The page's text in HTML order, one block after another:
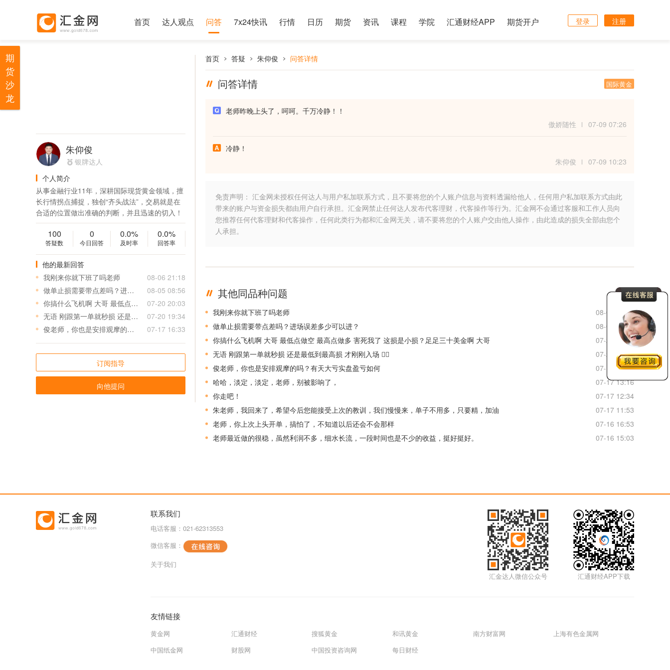
首页 达人观点 问答 7x24快讯 行情 日历 期货 资讯 课程 学院 汇通财经APP 期货开户 登录 注册
朱仰俊
银牌达人
个人简介
从事金融行业11年，深耕国际现货黄金领域，擅
长行情拐点捕捉，独创“齐头战法”，交易就是在
合适的位置做出准确的判断，并且迅速的切入！
100
答疑数
0
今日回答
0.0%
及时率
0.0%
回答率
他的最新回答
我刚来你就下班了吗老师
08-06 21:18
做单止损需要带点差吗？进场误差多少可以进？
08-05 08:56
你搞什么飞机啊 大哥 最低点做空 最高点做多 害死我了 这损是小损？足足三十美金啊 大哥
07-20 20:03
无语 刚跟第一单就秒损 还是最低到最高损 才刚刚入场 😮‍💨
07-20 19:34
俊老师，你也是安排观摩的吗？有天大亏实盘盈亏如何
07-17 16:33
订阅指导
向他提问
首页 答疑 朱仰俊 问答详情
问答详情 国际黄金
老师昨晚上头了，呵呵。千万冷静！！
傲娇随性
07-09 07:26
冷静！
朱仰俊
07-09 10:23
免责声明： 汇金网未授权任何达人与用户私加联系方式，且不要将您的个人账户信息与资料透漏给他人，任何用户私加联系方式由此
带来的账户与资金损失都由用户自行承担。汇金网禁止任何达人发布代客理财，代客操作等行为。汇金网不会通过客服和工作人员向
您推荐任何代客理财和代客操作，任何此类行为都和汇金网无关，请不要将您的个人账户交由他人操作，由此造成的损失全部由您个
人承担。
其他同品种问题
更多
我刚来你就下班了吗老师
08-06 21:18
做单止损需要带点差吗？进场误差多少可以进？
08-05 08:56
你搞什么飞机啊 大哥 最低点做空 最高点做多 害死我了 这损是小损？足足三十美金啊 大哥
07-20 20:03
无语 刚跟第一单就秒损 还是最低到最高损 才刚刚入场 😮‍💨
07-20 19:34
俊老师，你也是安排观摩的吗？有天大亏实盘盈亏如何
07-17 16:33
哈哈，淡定，淡定，老师，别被影响了，
07-17 13:16
你走吧！
07-17 12:34
朱老师，我回来了，希望今后您能接受上次的教训，我们慢慢来，单子不用多，只要精，加油
07-17 11:53
老师，你上次上头开单，搞怕了，不知道以后还会不会那样
07-16 16:53
老师最近做的很稳，虽然利润不多，细水长流，一段时间也是不少的收益，挺好挺好。
07-16 15:03
联系我们
电话客服：021-62313553
微信客服：
关于我们
汇通财经APP下载
汇金达人微信公众号
友情链接
黄金网 汇通财经 搜狐黄金 和讯黄金 南方财富网
上海有色金属网
中国纸金网
财股网 中国投资咨询网 每日财经
期
货
沙
龙